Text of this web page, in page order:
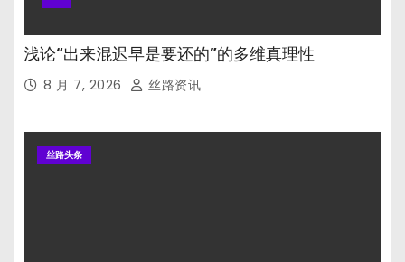
浅论“出来混迟早是要还的”的多维真理性
8 月 7, 2026 丝路资讯
丝路头条